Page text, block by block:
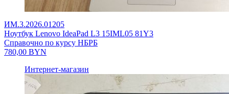
ИМ.3.2026.01205
Ноутбук Lenovo IdeaPad L3 15IML05 81Y3
Справочно по курсу НБРБ
780,00 BYN
Интернет-магазин